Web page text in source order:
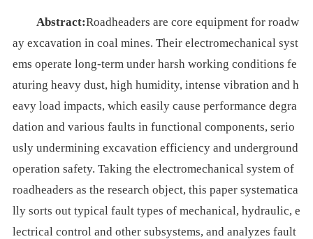
Abstract:Roadheaders are core equipment for roadw
ay excavation in coal mines. Their electromechanical syst
ems operate long-term under harsh working conditions fe
aturing heavy dust, high humidity, intense vibration and h
eavy load impacts, which easily cause performance degra
dation and various faults in functional components, serio
usly undermining excavation efficiency and underground
operation safety. Taking the electromechanical system of
roadheaders as the research object, this paper systematica
lly sorts out typical fault types of mechanical, hydraulic, e
lectrical control and other subsystems, and analyzes fault